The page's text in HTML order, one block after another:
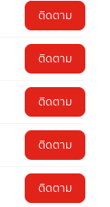
ติดตาม
ติดตาม
ติดตาม
ติดตาม
ติดตาม